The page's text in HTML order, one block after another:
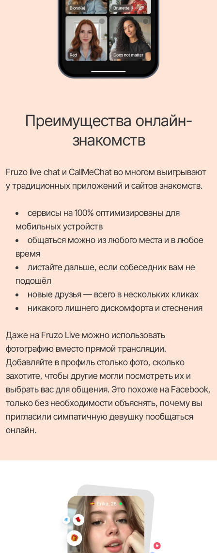
Преимущества онлайн-
знакомств
Fruzo live chat и CallMeChat во многом выигрывают
у традиционных приложений и сайтов знакомств.
сервисы на 100% оптимизированы для
мобильных устройств
общаться можно из любого места и в любое
время
листайте дальше, если собеседник вам не
подошёл
новые друзья — всего в нескольких кликах
никакого лишнего дискомфорта и стеснения
Даже на Fruzo Live можно использовать
фотографию вместо прямой трансляции.
Добавляйте в профиль столько фото, сколько
захотите, чтобы другие могли посмотреть их и
выбрать вас для общения. Это похоже на Facebook,
только без необходимости объяснять, почему вы
пригласили симпатичную девушку пообщаться
онлайн.